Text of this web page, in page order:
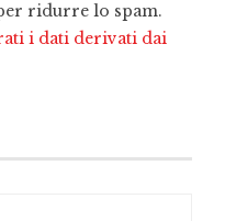
ridurre lo spam.
i dati derivati dai